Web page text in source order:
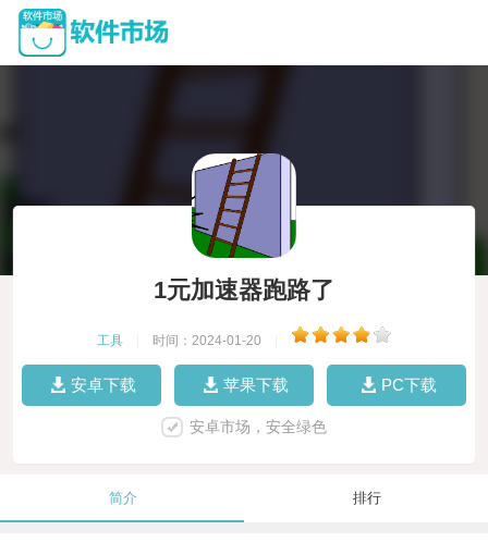
1元加速器跑路了
工具 时间：2024-01-20
安卓下载 苹果下载 PC下载
安卓市场，安全绿色
简介 排行